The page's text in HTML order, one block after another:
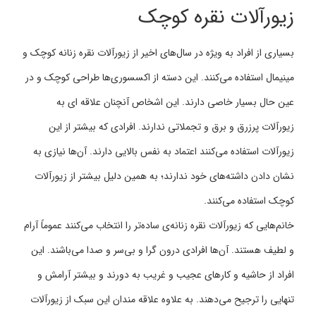
زیورآلات نقره کوچک
بسیاری از افراد به ویژه در سال‌های اخیر از زیورآلات نقره زنانه کوچک و
مینیمال استفاده می‌کنند. این دسته از اکسسوری‌ها طراحی کوچک و در
عین حال بسیار خاصی دارند. این اشخاص آنچنان علاقه ای به
زیورآلات پرزرق و برق و تجملاتی ندارند. افرادی که بیشتر از این
زیورآلات استفاده می‌کنند اعتماد به نفس بالایی دارند. آن‌ها نیازی به
نشان دادن داشته‌های خود ندارند؛ به همین دلیل بیشتر از زیورآلات
کوچک استفاده می‌کنند.
خانم‌هایی که زیورآلات نقره زنانه‌ی ساده‌تر را انتخاب می‌کنند عموماً آرام
و لطیف هستند. آن‌ها افرادی درون گرا و بی‌سر و صدا می‌باشند. این
افراد از حاشیه و کارهای عجیب و غریب به دورند و بیشتر آرامش و
تنهایی را ترجیح می‌دهند. به علاوه علاقه مندان این سبک از زیورآلات